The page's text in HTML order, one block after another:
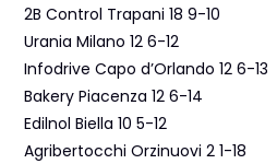
2B Control Trapani 18 9-10
Urania Milano 12 6-12
Infodrive Capo d’Orlando 12 6-13
Bakery Piacenza 12 6-14
Edilnol Biella 10 5-12
Agribertocchi Orzinuovi 2 1-18